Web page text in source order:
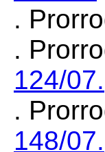
.
.
124/07.
.
148/07.